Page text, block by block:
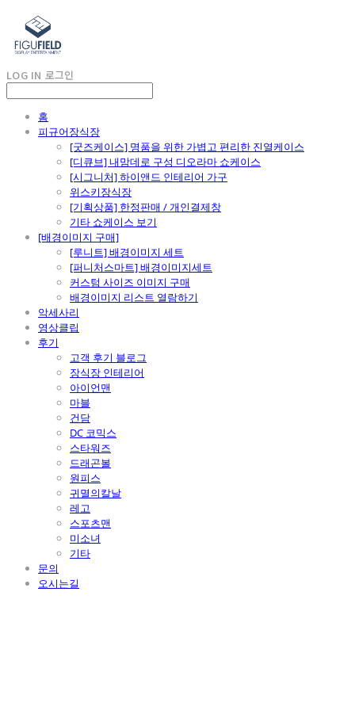
LOG IN 로그인
홈
피규어장식장
[굿즈케이스] 명품을 위한 가볍고 편리한 진열케이스
[디큐브] 내맘데로 구성 디오라마 쇼케이스
[시그니처] 하이앤드 인테리어 가구
위스키장식장
[기획상품] 한정판매 / 개인결제창
기타 쇼케이스 보기
[배경이미지 구매]
[루니트] 배경이미지 세트
[퍼니처스마트] 배경이미지세트
커스텀 사이즈 이미지 구매
배경이미지 리스트 열람하기
악세사리
영상클립
후기
고객 후기 블로그
장식장 인테리어
아이언맨
마블
건담
DC 코믹스
스타워즈
드래곤볼
원피스
귀멸의칼날
레고
스포츠맨
미소녀
기타
문의
오시는길